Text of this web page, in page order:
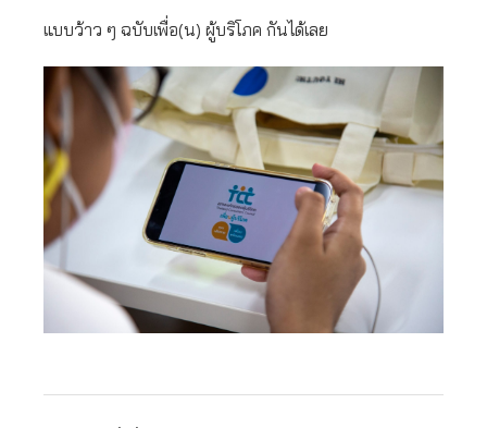
แบบว้าว ๆ ฉบับเพื่อ(น) ผู้บริโภค กันได้เลย